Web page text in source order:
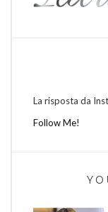
La risposta da
Follow Me!